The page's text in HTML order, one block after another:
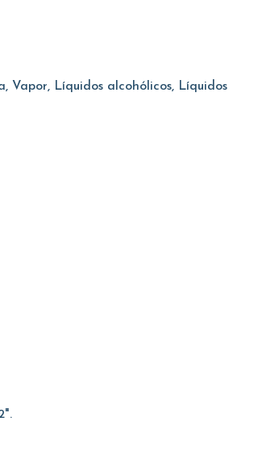
Vapor, Líquidos alcohólicos, Líquidos